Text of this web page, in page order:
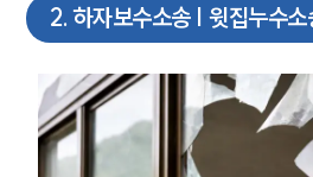
2.하자보수소송 | 윗집누수